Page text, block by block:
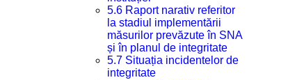
5.6 Raport narativ referitor
la stadiul implementării
măsurilor prevăzute în SNA
și în planul de integritate
5.7 Situația incidentelor de
integritate